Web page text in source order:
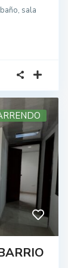
sala